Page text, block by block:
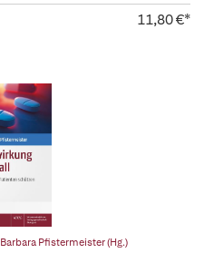
11,80 €*
Barbara Pfistermeister (Hg.)